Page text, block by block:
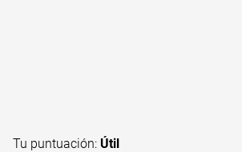
Tu puntuación: Útil